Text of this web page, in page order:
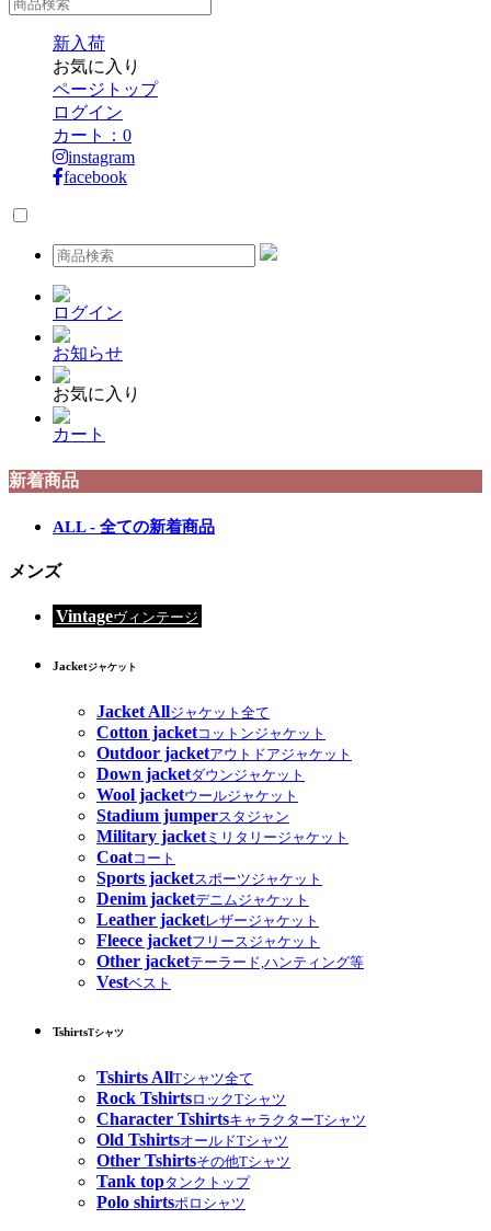
新入荷
お気に入り
ページトップ
ログイン
カート： 0
instagram
facebook
ログイン
お知らせ
お気に入り
カート
新着商品
ALL - 全ての新着商品
メンズ
Vintageヴィンテージ
Jacketジャケット
Jacket Allジャケット全て
Cotton jacketコットンジャケット
Outdoor jacketアウトドアジャケット
Down jacketダウンジャケット
Wool jacketウールジャケット
Stadium jumperスタジャン
Military jacketミリタリージャケット
Coatコート
Sports jacketスポーツジャケット
Denim jacketデニムジャケット
Leather jacketレザージャケット
Fleece jacketフリースジャケット
Other jacketテーラード,ハンティング等
Vestベスト
TshirtsTシャツ
Tshirts AllTシャツ全て
Rock TshirtsロックTシャツ
Character TshirtsキャラクターTシャツ
Old TshirtsオールドTシャツ
Other Tshirtsその他Tシャツ
Tank topタンクトップ
Polo shirtsポロシャツ